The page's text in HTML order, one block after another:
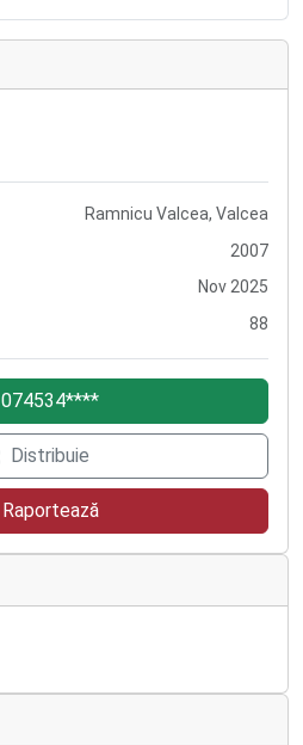
Ramnicu Valcea, Valcea
2007
Nov 2025
88
074534****
Distribuie
Raportează